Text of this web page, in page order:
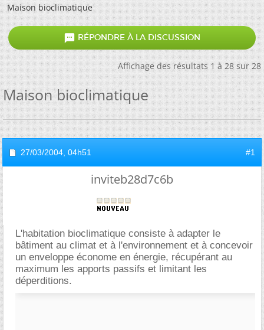
Maison bioclimatique
 RÉPONDRE À LA DISCUSSION
Affichage des résultats 1 à 28 sur 28
Maison bioclimatique
27/03/2004, 04h51 #1
inviteb28d7c6b
L'habitation bioclimatique consiste à adapter le
bâtiment au climat et à l'environnement et à concevoir
un enveloppe économe en énergie, récupérant au
maximum les apports passifs et limitant les
déperditions.